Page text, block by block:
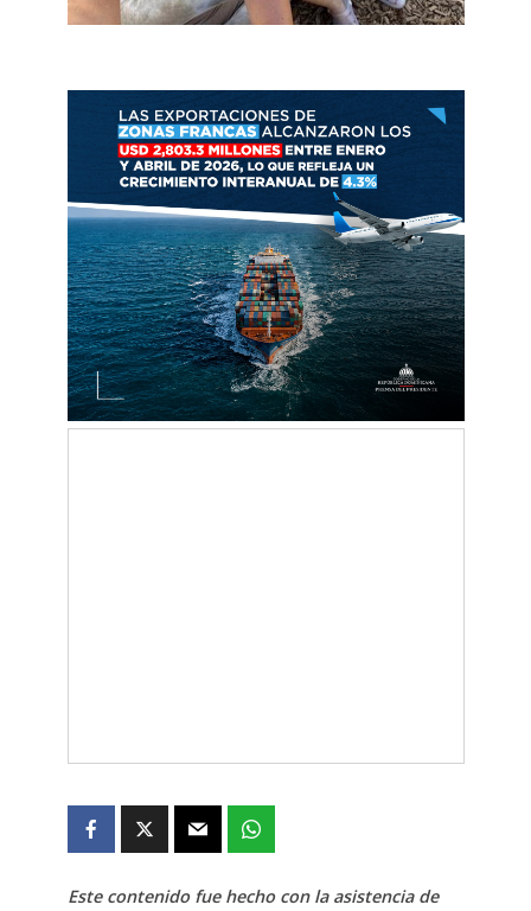
Este contenido fue hecho con la asistencia de